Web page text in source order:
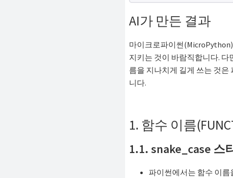
AI가 만든 결과
마이크로파이썬
지키는 것이 바람직합니다.
름을 지나치게 길게 쓰는 것은
니다.
1. 함수 이름
1.1. snake_case 스
파이썬에서는 함수 이